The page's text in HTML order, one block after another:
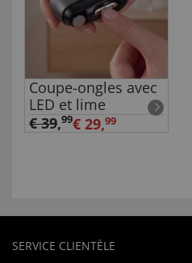
Coupe-ongles avec
LED et lime
€ 39,99€ 29,99
SERVICE CLIENTÈLE